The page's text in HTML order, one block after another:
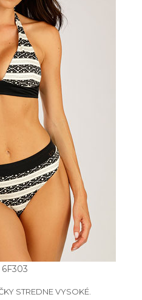
STREDNE VYSOKÉ.